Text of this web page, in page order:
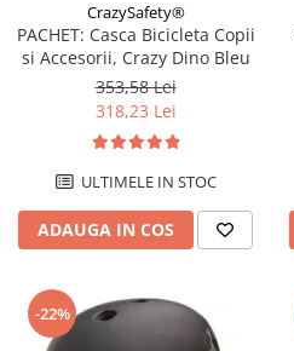
CrazySafety®
PACHET: Casca Bicicleta Copii
si Accesorii, Crazy Dino Bleu
353,58 Lei
318,23 Lei
ULTIMELE IN STOC
ADAUGA IN COS
-22%